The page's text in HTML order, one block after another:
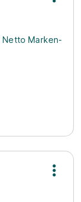
Netto Marken-